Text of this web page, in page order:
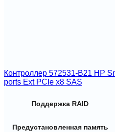
Контроллер 572531-B21 HP
ports Ext PCIe x8 SAS
Поддержка RAID
Предустановленная память